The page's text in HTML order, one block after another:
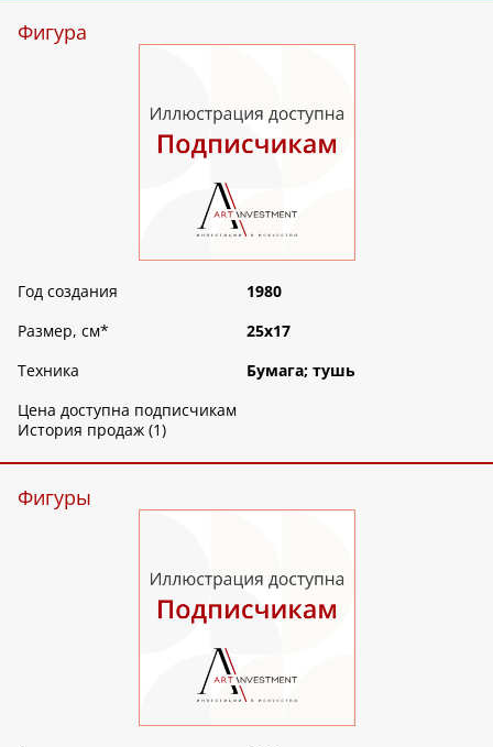
Фигура
Год создания
1980
Размер, см*
25х17
Техника
Бумага; тушь
Цена доступна подписчикам
История продаж (1)
Фигуры